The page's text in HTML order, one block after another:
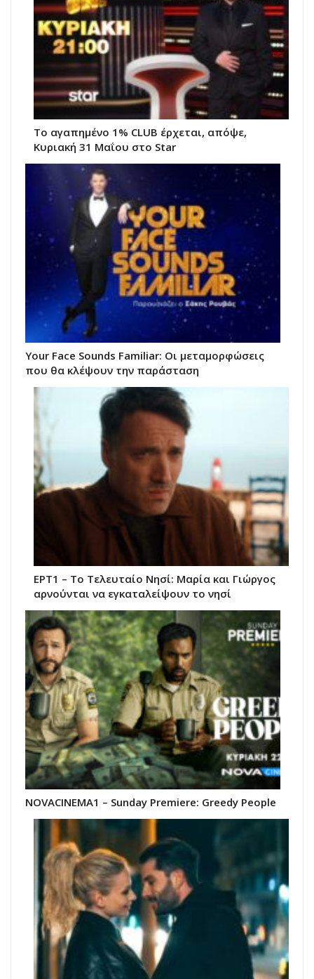
Το αγαπημένο 1% CLUB έρχεται, απόψε,
Κυριακή 31 Μαΐου στο Star
Your Face Sounds Familiar: Οι μεταμορφώσεις
που θα κλέψουν την παράσταση
ΕΡΤ1 – Το Τελευταίο Νησί: Μαρία και Γιώργος
αρνούνται να εγκαταλείψουν το νησί
NOVACINEMA1 – Sunday Premiere: Greedy People